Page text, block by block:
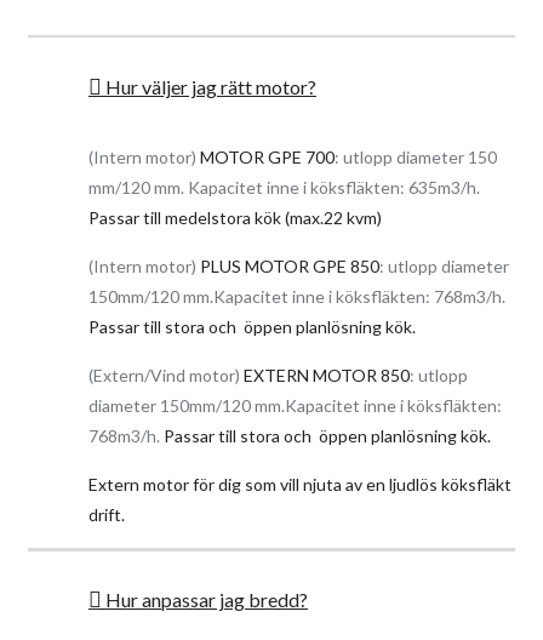
Tyst 4 stegs motor (3 steg + 1 boost läge)
Med en kapacitet upp till 768 m3/h renas luften i köket
snabbt
Anpassad för både frånluft och kolfilter drift
Energisparsam LED belysning 2 x 2W (4000K)
Modern Touch styrning + fjärrkontroll som tillval
Tillgänglig i bredd 60 cm, 80 cm och 90 cm
Hög effektiv italiensk intern motor med låg ljudnivå och extern
vinds motor, båda med suverän uppsugnings förmåga gör denna
köksfläkt till en mycket effektiv enhet i det stilrena köket.
Denna köksfläkt är anpassad för både frånluft drift och kolfilter
drift. Motorn konverteras enkelt till en kolfilter fläkt med en sats
kolfilter som finns att köpa som tillval med köksfläkten, men
kolfilter drift.
Köksfläktens eleganta front är tillverkad i härdat vitt glas och
kåpa lackerad i fettavvisande vit färg i blank finish.
dekoration som fyller även en praktisk funktion genom att fånga
Hur väljer jag rätt motor?
(Intern motor) MOTOR GPE 700: utlopp diameter 150
mm/120 mm. Kapacitet inne i köksfläkten: 635m3/h.
Passar till medelstora kök (max.22 kvm)
(Intern motor) PLUS MOTOR GPE 850: utlopp diameter
150mm/120 mm.Kapacitet inne i köksfläkten: 768m3/h.
Passar till stora och öppen planlösning kök.
(Extern/Vind motor) EXTERN MOTOR 850: utlopp
diameter 150mm/120 mm.Kapacitet inne i köksfläkten:
768m3/h. Passar till stora och öppen planlösning kök.
Extern motor för dig som vill njuta av en ljudlös köksfläkt
drift.
Hur anpassar jag bredd?